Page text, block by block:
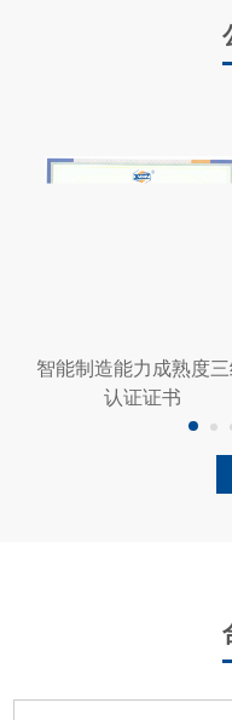
智能制造能力成熟度三
认证证书